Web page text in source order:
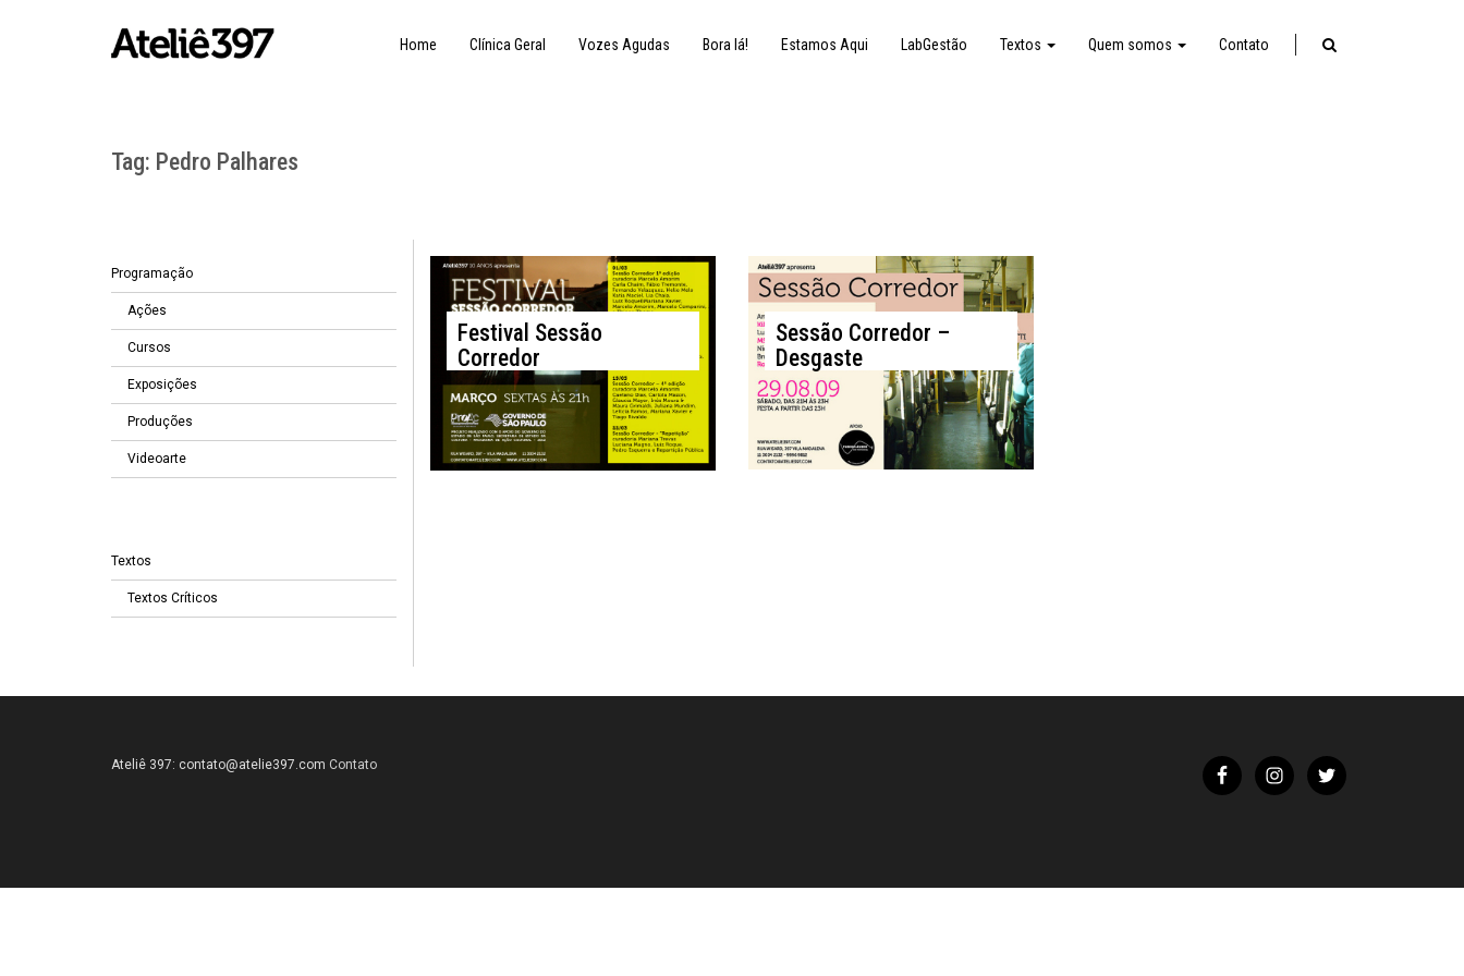
Home Clínica Geral Vozes Agudas Bora lá! Estamos Aqui LabGestão Textos Quem somos Contato
Tag: Pedro Palhares
21 de fevereiro de 2013
Festival Sessão
Corredor
29 de agosto de 2009
Sessão Corredor –
Desgaste
Programação
Ações
Cursos
Exposições
Produções
Videoarte
Textos
Textos Críticos
Ateliê 397: contato@atelie397.com Contato